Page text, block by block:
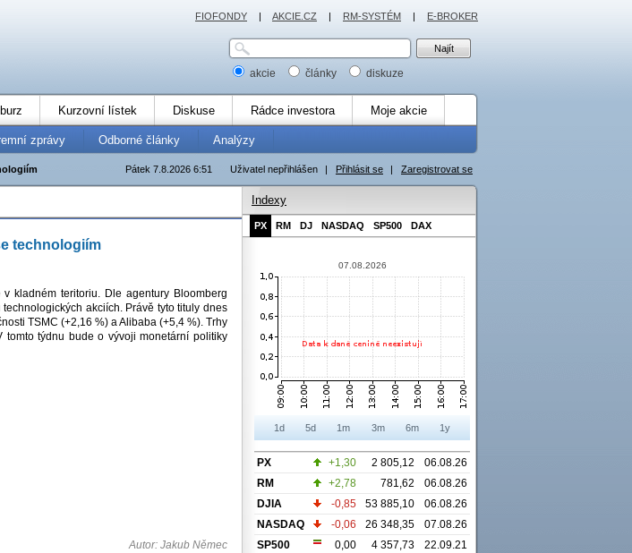
akcie články diskuze
Kurzovní lístek Diskuse Rádce investora Moje akcie
zprávy Odborné články Analýzy
Uživatel nepřihlášen | Přihlásit se | Zaregistrovat se
Pátek 7.8.2026 6:51
technologiím
kladném teritoriu. Dle agentury Bloomberg
akciích. Právě tyto tituly dnes
TSMC (+2,16 %) a Alibaba (+5,4 %). Trhy
týdnu bude o vývoji monetární politiky
Autor: Jakub Němec
Indexy
PX RM DJ NASDAQ SP500 DAX
07.08.2026
1d 5d 1m 3m 6m 1y
PX +1,30 2 805,12
06.08.26
RM
+2,78 781,62
06.08.26
DJIA
-0,85 53 885,10
06.08.26
NASDAQ
-0,06 26 348,35
07.08.26
SP500
0,00 4 357,73
22.09.21
FIOFONDY | AKCIE.CZ | RM-SYSTÉM | E-BROKER